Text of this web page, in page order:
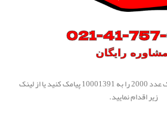
جهت استفاده از سامانه پیامک عدد 2000 را به 10001391 پیامک کنید یا از لینک
زیر اقدام نمایید.